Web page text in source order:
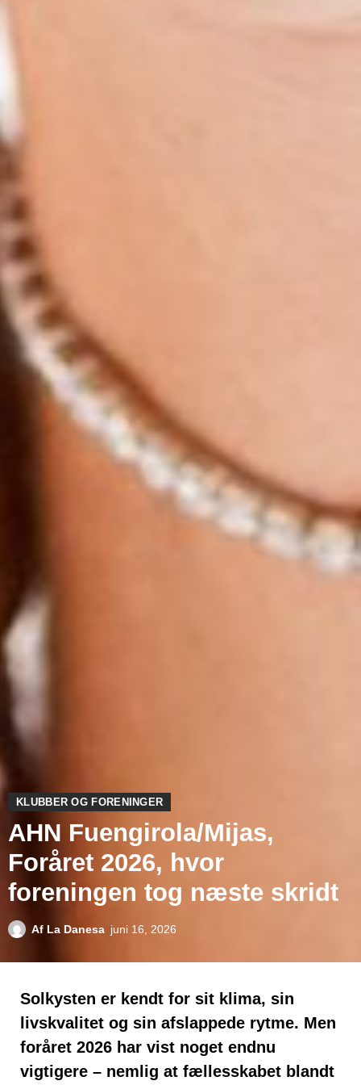
KLUBBER OG FORENINGER
AHN Fuengirola/Mijas,
Foråret 2026, hvor
foreningen tog næste skridt
Af La Danesa juni 16, 2026
Solkysten er kendt for sit klima, sin
livskvalitet og sin afslappede rytme. Men
foråret 2026 har vist noget endnu
vigtigere – nemlig at fællesskabet blandt